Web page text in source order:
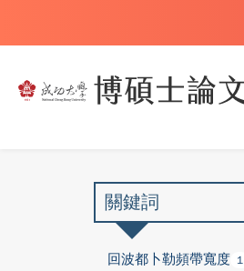
關鍵詞
回波都卜勒頻帶寬度 1